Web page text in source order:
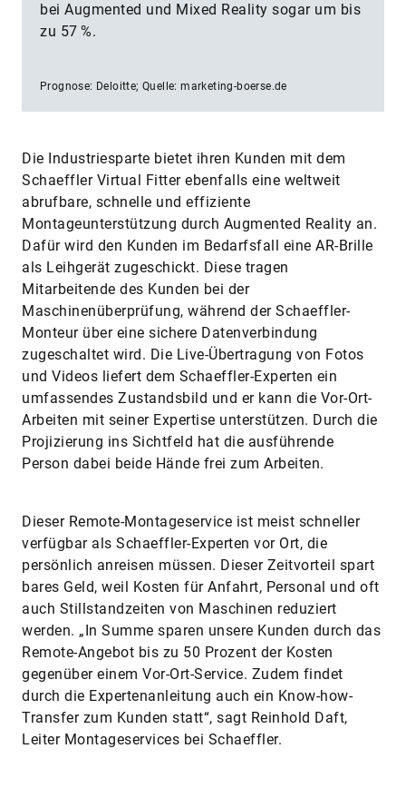
bei Augmented und Mixed Reality sogar um bis
zu 57 %.
Prognose: Deloitte; Quelle: marketing-boerse.de
Die Industriesparte bietet ihren Kunden mit dem
Schaeffler Virtual Fitter ebenfalls eine weltweit
abrufbare, schnelle und effiziente
Montageunterstützung durch Augmented Reality an.
Dafür wird den Kunden im Bedarfsfall eine AR-Brille
als Leihgerät zugeschickt. Diese tragen
Mitarbeitende des Kunden bei der
Maschinenüberprüfung, während der Schaeffler-
Monteur über eine sichere Datenverbindung
zugeschaltet wird. Die Live-Übertragung von Fotos
und Videos liefert dem Schaeffler-Experten ein
umfassendes Zustandsbild und er kann die Vor-Ort-
Arbeiten mit seiner Expertise unterstützen. Durch die
Projizierung ins Sichtfeld hat die ausführende
Person dabei beide Hände frei zum Arbeiten.
Dieser Remote-Montageservice ist meist schneller
verfügbar als Schaeffler-Experten vor Ort, die
persönlich anreisen müssen. Dieser Zeitvorteil spart
bares Geld, weil Kosten für Anfahrt, Personal und oft
auch Stillstandzeiten von Maschinen reduziert
werden. „In Summe sparen unsere Kunden durch das
Remote-Angebot bis zu 50 Prozent der Kosten
gegenüber einem Vor-Ort-Service. Zudem findet
durch die Expertenanleitung auch ein Know-how-
Transfer zum Kunden statt“, sagt Reinhold Daft,
Leiter Montageservices bei Schaeffler.